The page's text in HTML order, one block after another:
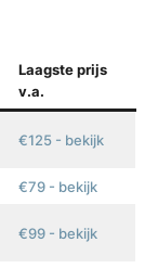
Laagste prijs
v.a.
€125 - bekijk
€79 - bekijk
€99 - bekijk